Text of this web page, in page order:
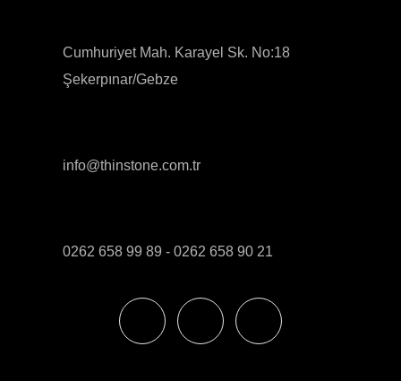
Cumhuriyet Mah. Karayel Sk. No:18
Şekerpınar/Gebze
info@thinstone.com.tr
0262 658 99 89 - 0262 658 90 21